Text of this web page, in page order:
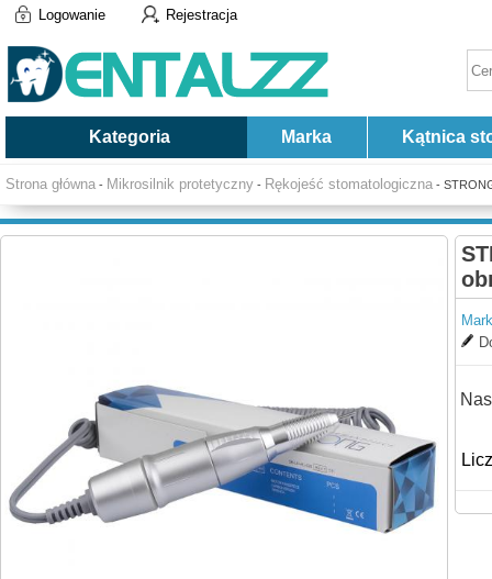
Logowanie Rejestracja
Kategoria Marka Kątnica
Strona główna - Mikrosilnik protetyczny - Rękojeść stomatologiczna -